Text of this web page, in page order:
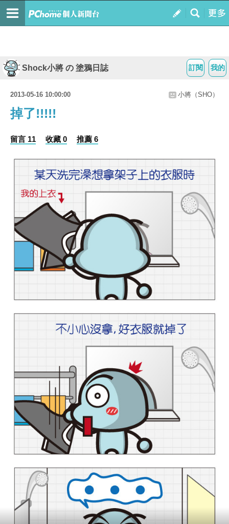
我的
訂閱
Shock小將 の 塗鴉日誌
2013-05-16 10:00:00 小將（SHO）
掉了!!!!!
留言 11 收藏 0 推薦 6